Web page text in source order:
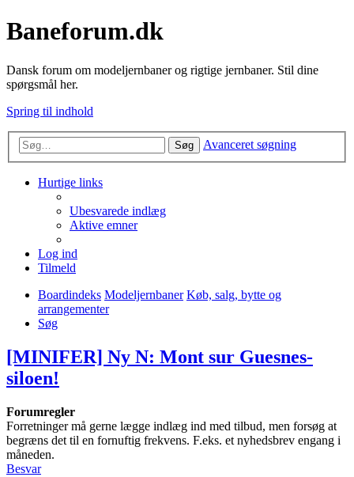
Baneforum.dk
Dansk forum om modeljernbaner og rigtige jernbaner. Stil dine
spørgsmål her.
Spring til indhold
Søg Avanceret søgning
Hurtige links
Ubesvarede indlæg
Aktive emner
Log ind
Tilmeld
Boardindeks Modeljernbaner Køb, salg, bytte og
arrangementer
Søg
[MINIFER] Ny N: Mont sur Guesnes-
siloen!
Forumregler
Forretninger må gerne lægge indlæg ind med tilbud, men forsøg at
begræns det til en fornuftig frekvens. F.eks. et nyhedsbrev engang i
måneden.
Besvar